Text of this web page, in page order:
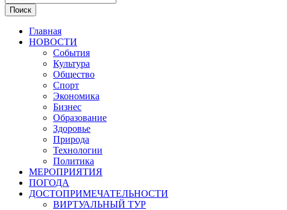
Поиск
Главная
НОВОСТИ
События
Культура
Общество
Спорт
Экономика
Бизнес
Образование
Здоровье
Природа
Технологии
Политика
МЕРОПРИЯТИЯ
ПОГОДА
ДОСТОПРИМЕЧАТЕЛЬНОСТИ
ВИРТУАЛЬНЫЙ ТУР